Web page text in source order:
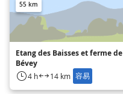
55 km
Etang des Baisses et ferme de
Bévey
4 h 14 km 容易